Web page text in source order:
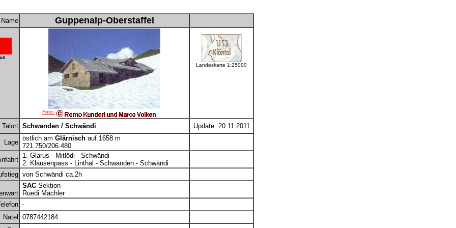
Name Guppenalp-Oberstaffel
Foto:
Landeskarte 1:25000
Talort Schwanden / Schwändi Update: 20.11.2011
Lage
östlich am Glärnisch auf 1658 m
721.750/206.480
1. Glarus - Mitlödi - Schwändi
2. Klausenpass - Linthal - Schwanden - Schwändi
von Schwändi ca.2h
SAC Sektion
Ruedi Mächler
-
Natel
0787442184